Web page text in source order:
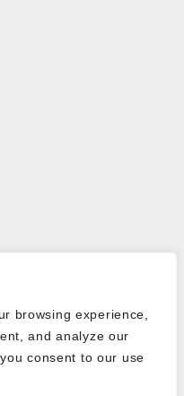
browsing experience,
and analyze our
consent to our use